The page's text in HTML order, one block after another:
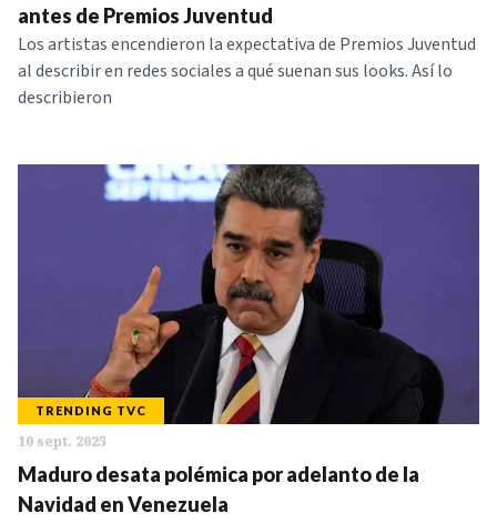
antes de Premios Juventud
Los artistas encendieron la expectativa de Premios Juventud
al describir en redes sociales a qué suenan sus looks. Así lo
describieron
TRENDING TVC
10 sept. 2025
Maduro desata polémica por adelanto de la
Navidad en Venezuela